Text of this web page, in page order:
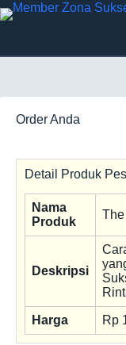
Order Anda
Detail Produk
Nama
Produk
Deskripsi
Harga Rp